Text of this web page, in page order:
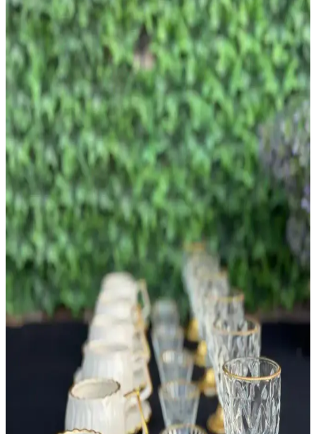
Eski seramik karoları değiştirmeden yenileme yöntemleri ve mutfak
dolaplarıyla renk uyumu sağlama teknikleri detaylıca ele
alınmaktadır. Maliyet etkin ve estetik çözümler sunulmaktadır.
Villeroy & Boch La Boule Yemek Takımı: Orijinal
ve Replika Ürünlerin Karşılaştırması
Villeroy & Boch La Boule yemek takımı orijinal ve replika
seçenekleriyle inceleniyor. Kalite, fiyat ve güvenilir satıcılar
açısından karşılaştırmalar yapılarak kullanıcılar için rehber
oluşturuluyor.
Çamaşır Odasında Zemin Seramiği ve Duvar
Dekorasyonu Tercihleri: Estetik ve İşlevsellik
Dengesi
Küçük çamaşır odalarında zemin seramiği ana görsel öğedir.
Duvarlarda sade boya veya açık renk seramik tercih edilmelidir.
Yoğun desenli duvar kağıtları görsel karmaşaya yol açar ve
önerilmez.
Kahve Servis Tabaklarıyla Dekorasyonda Zarafetin
Yeni Adresi ve Modern Trendler
Kahve servis tabakları, dekorasyonda estetik ve fonksiyonelliği bir
araya getirerek mekanlara şıklık katıyor. Malzeme ve tasarım
seçenekleriyle modern trendleri takip edin.
Karaca Alacahöyük Sürahi ile Geleneksel ve
Modern Dekorasyonun Buluşması